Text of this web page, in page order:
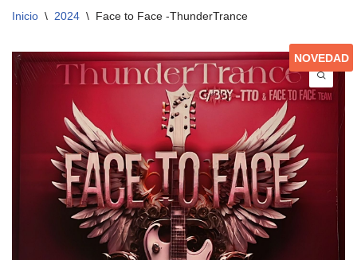
Inicio \ 2024 \ Face to Face -ThunderTrance
NOVEDAD